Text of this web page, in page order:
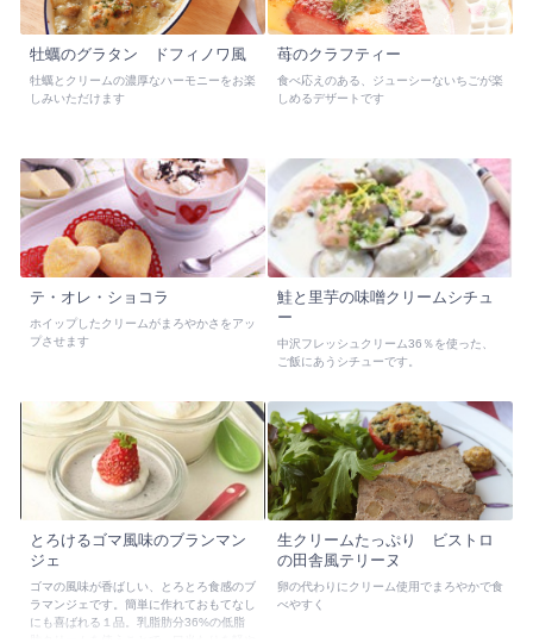
牡蠣のグラタン ドフィノワ風
牡蠣とクリームの濃厚なハーモニーをお楽
しみいただけます
苺のクラフティー
食べ応えのある、ジューシーないちごが楽
しめるデザートです
テ・オレ・ショコラ
ホイップしたクリームがまろやかさをアッ
プさせます
鮭と里芋の味噌クリームシチュ
ー
中沢フレッシュクリーム36％を使った、
ご飯にあうシチューです。
とろけるゴマ風味のブランマン
ジェ
ゴマの風味が香ばしい、とろとろ食感のブ
ラマンジェです。簡単に作れておもてなし
にも喜ばれる１品。乳脂肪分36%の低脂
生クリームたっぷり ビストロ
の田舎風テリーヌ
卵の代わりにクリーム使用でまろやかで食
べやすく